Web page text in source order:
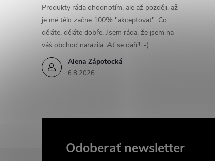
Alena Zápotocká
6.8.2026
Produkty ráda ohodnotím, ale až později, až
je mé tělo začne 100% "akceptovat". Co
děláte, děláte dobře. Jsem ráda, že jsem na
váš obchod narazila. Ať se daří!! :-)
Odoberať newsletter